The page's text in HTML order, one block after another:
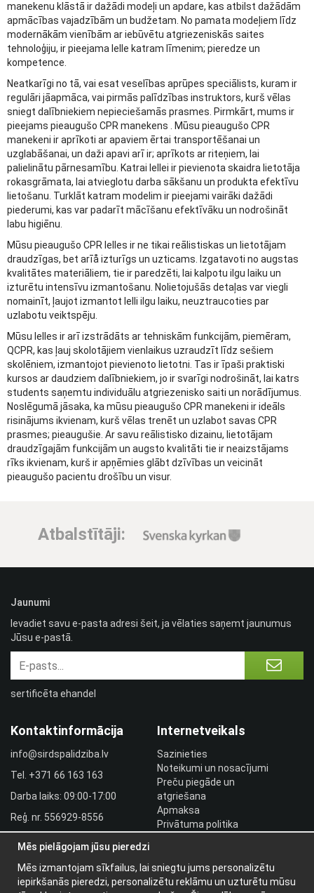
manekenu klāstā ir dažādi modeļi un apdare, kas atbilst dažādām
apmācības vajadzībām un budžetam. No pamata modeļiem līdz
modernākām vienībām ar iebūvētu atgriezeniskās saites
tehnoloģiju, ir pieejama lelle katram līmenim; pieredze un
kompetence.
Neatkarīgi no tā, vai esat veselības aprūpes speciālists, kuram ir
regulāri jāapmāca, vai pirmās palīdzības instruktors, kurš vēlas
sniegt dalībniekiem nepieciešamās prasmes. Pirmkārt, mums ir
pieejams pieaugušo CPR manekens . Mūsu pieaugušo CPR
manekeni ir aprīkoti ar apaviem ērtai transportēšanai un
uzglabāšanai, un daži apavi arī ir; aprīkots ar riteņiem, lai
palielinātu pārnesamību. Katrai lellei ir pievienota skaidra lietotāja
rokasgrāmata, lai atvieglotu darba sākšanu un produkta efektīvu
lietošanu. Turklāt katram modelim ir pieejami vairāki dažādi
piederumi, kas var padarīt mācīšanu efektīvāku un nodrošināt
labu higiēnu.
Mūsu pieaugušo CPR lelles ir ne tikai reālistiskas un lietotājam
draudzīgas, bet arīå izturīgs un uzticams. Izgatavoti no augstas
kvalitātes materiāliem, tie ir paredzēti, lai kalpotu ilgu laiku un
izturētu intensīvu izmantošanu. Nolietojušās detaļas var viegli
nomainīt, ļaujot izmantot lelli ilgu laiku, neuztraucoties par
uzlabotu veiktspēju.
Mūsu lelles ir arī izstrādāts ar tehniskām funkcijām, piemēram,
QCPR, kas ļauj skolotājiem vienlaikus uzraudzīt līdz sešiem
skolēniem, izmantojot pievienoto lietotni. Tas ir īpaši praktiski
kursos ar daudziem dalībniekiem, jo ir svarīgi nodrošināt, lai katrs
students saņemtu individuālu atgriezenisko saiti un norādījumus.
Noslēgumā jāsaka, ka mūsu pieaugušo CPR manekeni ir ideāls
risinājums ikvienam, kurš vēlas trenēt un uzlabot savas CPR
prasmes; pieaugušie. Ar savu reālistisko dizainu, lietotājam
draudzīgajām funkcijām un augsto kvalitāti tie ir neaizstājams
rīks ikvienam, kurš ir apņēmies glābt dzīvības un veicināt
pieaugušo pacientu drošību un visur.
Atbalstītāji:
Kontaktinformācija
info@sirdspalidziba.lv
Tel. +371 66 163 163​
Darba laiks: 09:00-17:00
Reģ. nr. 556929-8556
Internetveikals
Sazinieties
Noteikumi un nosacījumi
Preču piegāde un
atgriešana
Apmaksa
Privātuma politika
Pieslēgties
Jaunumi
Ievadiet savu e-pasta adresi šeit, ja vēlaties saņemt jaunumus
Jūsu e-pastā.
sertificēta ehandel
Mēs pielāgojam jūsu pieredzi
Mēs izmantojam sīkfailus, lai sniegtu jums personalizētu
iepirkšanās pieredzi, personalizētu reklāmu un uzturētu mūsu